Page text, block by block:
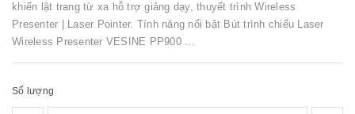
khiển lật trang từ xa hỗ trợ giảng dạy, thuyết trình Wireless
Presenter | Laser Pointer. Tính năng nổi bật Bút trình chiếu Laser
Wireless Presenter VESINE PP900 ...
Số lượng